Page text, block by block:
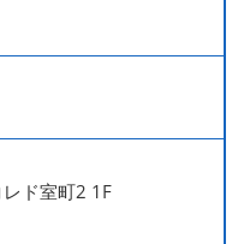
ド室町2 1F